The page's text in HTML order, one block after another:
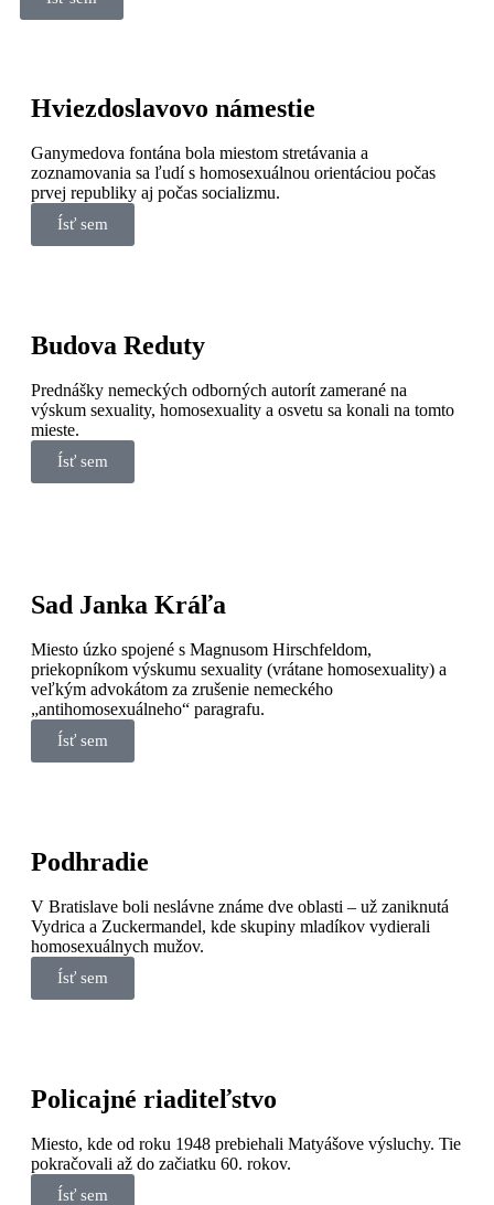
Hviezdoslavovo námestie
Ganymedova fontána bola miestom stretávania a
zoznamovania sa ľudí s homosexuálnou orientáciou počas
prvej republiky aj počas socializmu.
Ísť sem
Budova Reduty
Prednášky nemeckých odborných autorít zamerané na
výskum sexuality, homosexuality a osvetu sa konali na tomto
mieste.
Ísť sem
Sad Janka Kráľa
Miesto úzko spojené s Magnusom Hirschfeldom,
priekopníkom výskumu sexuality (vrátane homosexuality) a
veľkým advokátom za zrušenie nemeckého
„antihomosexuálneho“ paragrafu.
Ísť sem
Podhradie
V Bratislave boli neslávne známe dve oblasti – už zaniknutá
Vydrica a Zuckermandel, kde skupiny mladíkov vydierali
homosexuálnych mužov.
Ísť sem
Policajné riaditeľstvo
Miesto, kde od roku 1948 prebiehali Matyášove výsluchy. Tie
pokračovali až do začiatku 60. rokov.
Ísť sem